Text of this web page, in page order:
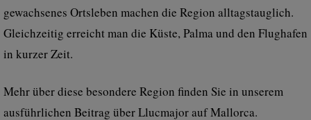
gewachsenes Ortsleben machen die Region alltagstauglich.
Gleichzeitig erreicht man die Küste, Palma und den Flughafen
in kurzer Zeit.
Mehr über diese besondere Region finden Sie in unserem
ausführlichen Beitrag überLlucmajor auf Mallorca.